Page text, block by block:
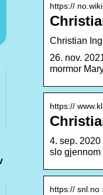
https://
Christian
26. nov.
mormor
https://
4. sep.
slo
https:// snl.no